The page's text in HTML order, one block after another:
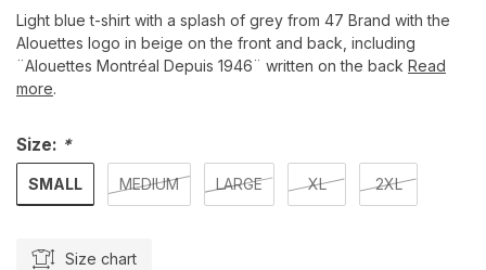
Light blue t-shirt with a splash of grey from 47 Brand with the
Alouettes logo in beige on the front and back, including
¨Alouettes Montréal Depuis 1946¨ written on the back Read
more.
Size: *
SMALL MEDIUM LARGE XL 2XL
Size chart